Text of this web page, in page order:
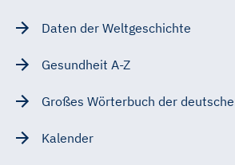
Daten der Weltgeschichte
Gesundheit A-Z
Großes Wörterbuch der
Kalender